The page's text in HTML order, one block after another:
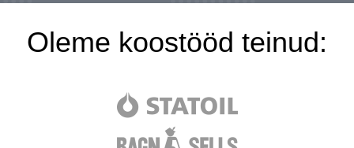
Oleme koostööd teinud: